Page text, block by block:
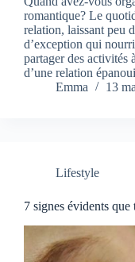
romantique? Le
relation, laissant peu
d’exception qui
partager des activités
d’une relation
Emma
13
Lifestyle
7 signes évidents